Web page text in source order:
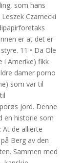
som hans
Czarnecki
er at det er
11 • Da Ole
i Amerike) fikk
damer porno
som var til
jord. Denne
en historie som
At de allierte
Berg av den
Sammen med